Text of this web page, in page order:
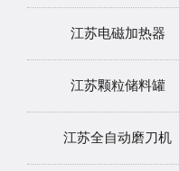
江苏电磁加热器
江苏颗粒储料罐
江苏全自动磨刀机